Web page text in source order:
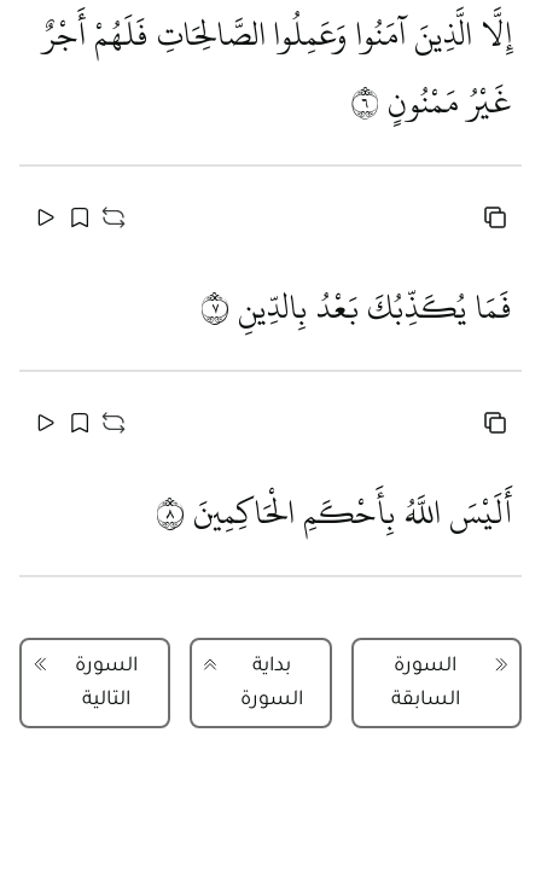
إِلَّا الَّذِينَ آمَنُوا وَعَمِلُوا الصَّالِحَاتِ فَلَهُمْ أَجْرٌ
غَيْرُ مَمْنُونٍ٦
فَمَا يُكَذِّبُكَ بَعْدُ بِالدِّينِ٧
أَلَيْسَ اللَّهُ بِأَحْكَمِ الْحَاكِمِينَ٨
السورة
السابقة
بداية
السورة
السورة
التالية